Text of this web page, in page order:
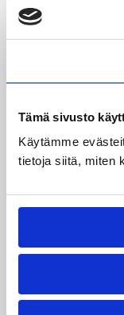
Tämä sivusto
Käytämme
tietoja siitä, miten